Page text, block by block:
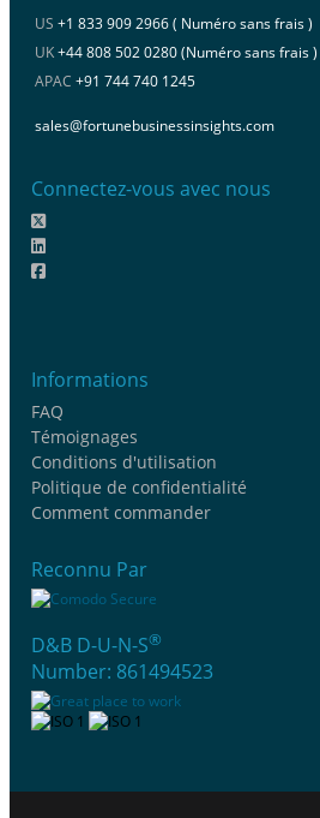
US +1 833 909 2966 ( Numéro sans frais )
UK+44 808 502 0280 (Numéro sans frais )
APAC +91 744 740 1245
sales@fortunebusinessinsights.com
Connectez-vous avec nous
Informations
FAQ
Témoignages
Conditions d'utilisation
Politique de confidentialité
Comment commander
Reconnu Par
D&B D-U-N-S®
Number: 861494523